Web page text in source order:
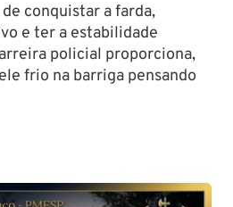
conquistar a farda,
e ter a estabilidade
policial proporciona,
frio na barriga pensando